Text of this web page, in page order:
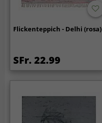
Flickenteppich - Delhi (rosa)
SFr. 22.99